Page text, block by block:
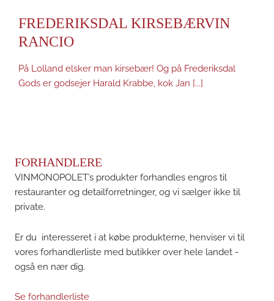
FREDERIKSDAL KIRSEBÆRVIN
RANCIO
På Lolland elsker man kirsebær! Og på Frederiksdal
Gods er godsejer Harald Krabbe, kok Jan [...]
FORHANDLERE
VINMONOPOLET’s produkter forhandles engros til
restauranter og detailforretninger, og vi sælger ikke til
private.
Er du interesseret i at købe produkterne, henviser vi til
vores forhandlerliste med butikker over hele landet -
også en nær dig.
Se forhandlerliste